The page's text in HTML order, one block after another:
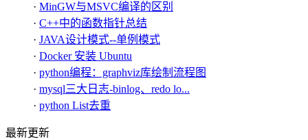
· MinGW与MSVC编译的区别
· C++中的函数指针总结
· JAVA设计模式--单例模式
· Docker 安装 Ubuntu
· python编程：graphviz库绘制流程图
· mysql三大日志-binlog、redo lo...
· python List去重
最新更新